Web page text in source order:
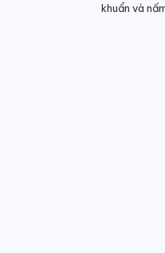
khuẩn và